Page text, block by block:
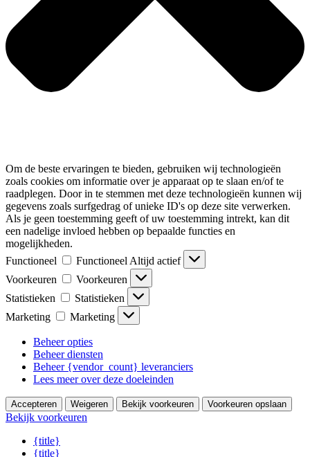
Om de beste ervaringen te bieden, gebruiken wij technologieën
zoals cookies om informatie over je apparaat op te slaan en/of te
raadplegen. Door in te stemmen met deze technologieën kunnen wij
gegevens zoals surfgedrag of unieke ID's op deze site verwerken.
Als je geen toestemming geeft of uw toestemming intrekt, kan dit
een nadelige invloed hebben op bepaalde functies en
mogelijkheden.
Functioneel
FunctioneelAltijd actief
Voorkeuren
Voorkeuren
Statistieken
Statistieken
Marketing
Marketing
Beheer opties
Beheer diensten
Beheer {vendor_count} leveranciers
Lees meer over deze doeleinden
Accepteren Weigeren Bekijk voorkeuren Voorkeuren opslaan
Bekijk voorkeuren
{title}
{title}